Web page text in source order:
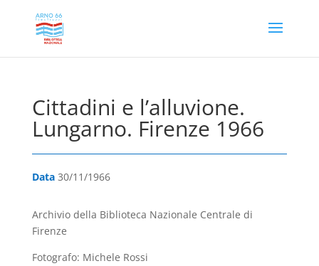
Cittadini e l’alluvione.
Lungarno. Firenze 1966
Data30/11/1966
Archivio della Biblioteca Nazionale Centrale di
Firenze
Fotografo: Michele Rossi